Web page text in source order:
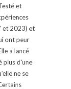
et
et 2023) et
ont peur
a lancé
plus d'une
ne se